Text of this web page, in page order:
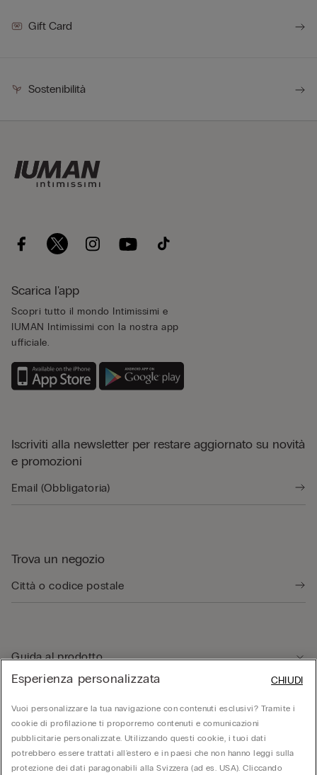
Gift Card
Sostenibilità
Scarica l'app
Scopri tutto il mondo Intimissimi e
IUMAN Intimissimi con la nostra app
ufficiale.
Iscriviti alla newsletter per restare aggiornato su novità
e promozioni
Trova un negozio
Guida al prodotto
Area Legale
Esperienza personalizzata
Vuoi personalizzare la tua navigazione con contenuti esclusivi? Tramite i
cookie di profilazione ti proporremo contenuti e comunicazioni
pubblicitarie personalizzate. Utilizzando questi cookie, i tuoi dati
potrebbero essere trattati all'estero e in paesi che non hanno leggi sulla
protezione dei dati paragonabili alla Svizzera (ad es. USA). Cliccando
CHIUDI